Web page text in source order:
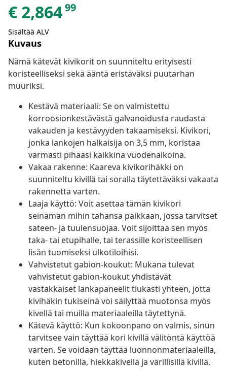
€ 2,86499
Sisältää ALV
Kuvaus
Nämä kätevät kivikorit on suunniteltu erityisesti
koristeelliseksi sekä ääntä eristäväksi puutarhan
muuriksi.
Kestävä materiaali: Se on valmistettu
korroosionkestävästä galvanoidusta raudasta
vakauden ja kestävyyden takaamiseksi. Kivikori,
jonka lankojen halkaisija on 3,5 mm, koristaa
varmasti pihaasi kaikkina vuodenaikoina.
Vakaa rakenne: Kaareva kivikorihäkki on
suunniteltu kivillä tai soralla täytettäväksi vakaata
rakennetta varten.
Laaja käyttö: Voit asettaa tämän kivikori
seinämän mihin tahansa paikkaan, jossa tarvitset
sateen- ja tuulensuojaa. Voit sijoittaa sen myös
taka- tai etupihalle, tai terassille koristeellisen
lisän tuomiseksi ulkotiloihisi.
Vahvistetut gabion-koukut: Mukana tulevat
vahvistetut gabion-koukut yhdistävät
vastakkaiset lankapaneelit tiukasti yhteen, jotta
kivihäkin tukiseinä voi säilyttää muotonsa myös
kivellä tai muilla materiaaleilla täytettynä.
Kätevä käyttö: Kun kokoonpano on valmis, sinun
tarvitsee vain täyttää kori kivillä välitöntä käyttöä
varten. Se voidaan täyttää luonnonmateriaaleilla,
kuten betonilla, hiekkakivellä ja värillisillä kivillä.